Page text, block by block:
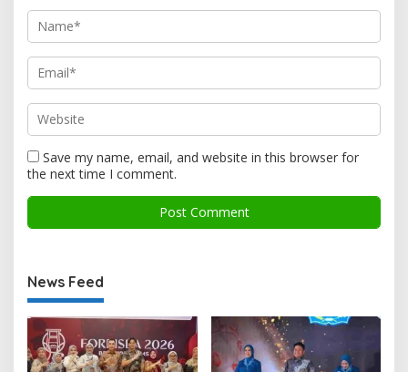
Save my name, email, and website in this browser for
the next time I comment.
News Feed